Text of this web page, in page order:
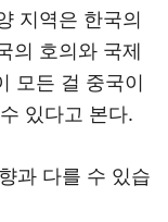
지역은 한국의
의 호의와 국제
모든 걸 중국이
있다고 본다.
과 다를 수 있습